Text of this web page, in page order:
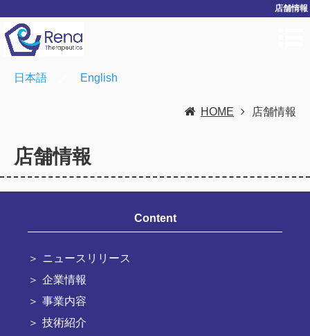
店舗情報
日本語 English
HOME 店舗情報
店舗情報
Content
ニュースリリース
企業情報
事業内容
技術紹介